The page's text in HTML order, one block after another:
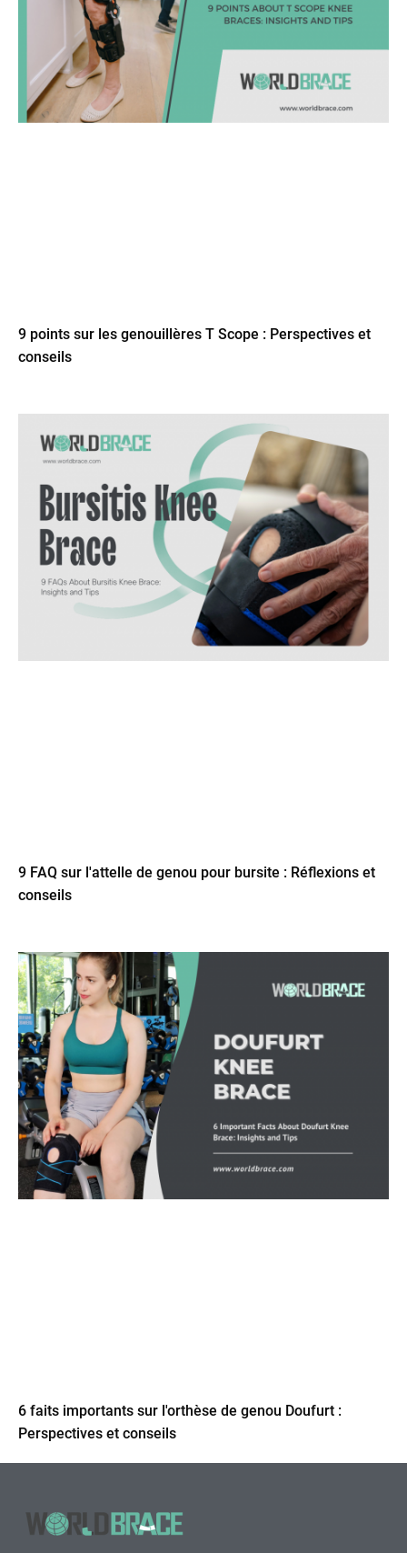
9 points sur les genouillères T Scope : Perspectives et
conseils
9 FAQ sur l'attelle de genou pour bursite : Réflexions et
conseils
6 faits importants sur l'orthèse de genou Doufurt :
Perspectives et conseils